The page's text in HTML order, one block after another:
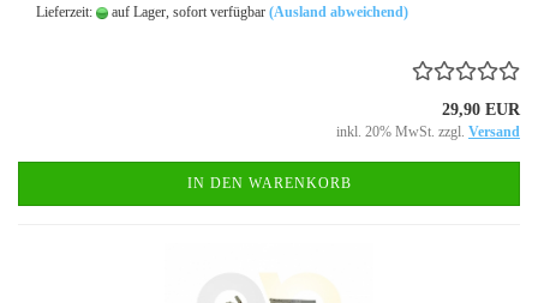
Lieferzeit: auf Lager, sofort verfügbar (Ausland abweichend)
29,90 EUR
inkl. 20% MwSt. zzgl. Versand
IN DEN WARENKORB